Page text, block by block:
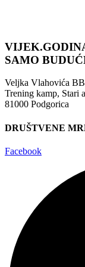
SAMO
Veljka Vlahovića BB
Trening kamp, Stari
81000 Podgorica
DRUŠTVENE
Facebook